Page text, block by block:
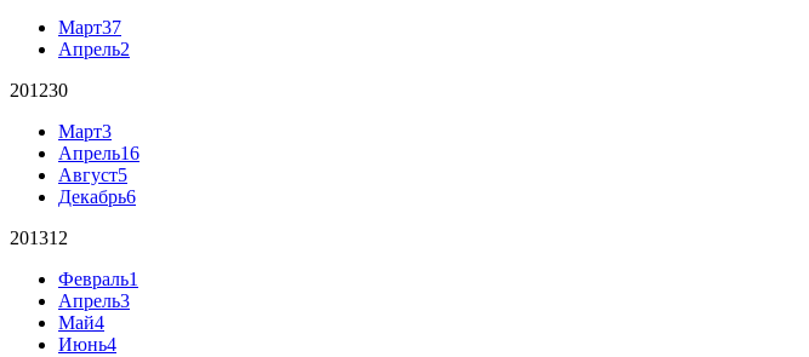
Март37
Апрель2
201230
Март3
Апрель16
Август5
Декабрь6
201312
Февраль1
Апрель3
Май4
Июнь4